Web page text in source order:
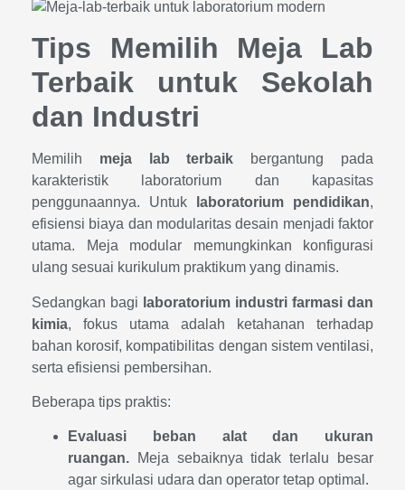
Tips Memilih Meja Lab
Terbaik untuk Sekolah
dan Industri
Memilih meja lab terbaik bergantung pada
karakteristik laboratorium dan kapasitas
penggunaannya. Untuk
laboratorium pendidikan,
efisiensi biaya dan modularitas desain menjadi faktor
utama. Meja modular memungkinkan konfigurasi
ulang sesuai kurikulum praktikum yang dinamis.
Sedangkan bagi laboratorium industri farmasi dan
kimia, fokus utama adalah ketahanan terhadap
bahan korosif, kompatibilitas dengan sistem ventilasi,
serta efisiensi pembersihan.
Beberapa tips praktis:
Evaluasi beban alat dan ukuran
ruangan. Meja sebaiknya tidak terlalu besar
agar sirkulasi udara dan operator tetap optimal.